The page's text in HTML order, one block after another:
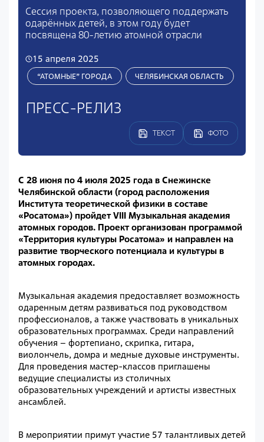
Сессия проекта, позволяющего поддержать
одарённых детей, в этом году будет
посвящена 80-летию атомной отрасли
15 апреля 2025
“АТОМНЫЕ” ГОРОДА ЧЕЛЯБИНСКАЯ ОБЛАСТЬ
ПРЕСС-РЕЛИЗ
ТЕКСТ ФОТО
С 28 июня по 4 июля 2025 года в Снежинске
Челябинской области (город расположения
Института теоретической физики в составе
«Росатома») пройдет VIII Музыкальная академия
атомных городов. Проект организован программой
«Территория культуры Росатома» и направлен на
развитие творческого потенциала и культуры в
атомных городах.
Музыкальная академия предоставляет возможность
одаренным детям развиваться под руководством
профессионалов, а также участвовать в уникальных
образовательных программах. Среди направлений
обучения – фортепиано, скрипка, гитара,
виолончель, домра и медные духовые инструменты.
Для проведения мастер-классов приглашены
ведущие специалисты из столичных
образовательных учреждений и артисты известных
ансамблей.
В мероприятии примут участие 57 талантливых детей